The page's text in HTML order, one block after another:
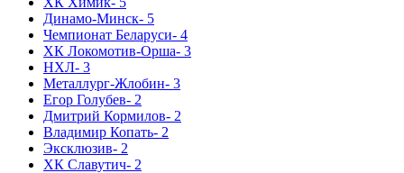
Динамо-Минск- 5
Чемпионат Беларуси- 4
ХК Локомотив-Орша- 3
НХЛ- 3
Металлург-Жлобин- 3
Егор Голубев- 2
Дмитрий Кормилов- 2
Владимир Копать- 2
Эксклюзив- 2
ХК Славутич- 2